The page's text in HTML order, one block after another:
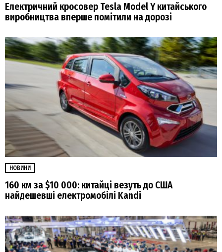
Електричний кросовер Tesla Model Y китайського
виробництва вперше помітили на дорозі
НОВИНИ
160 км за $10 000: китайці везуть до США
найдешевші електромобілі Kandi